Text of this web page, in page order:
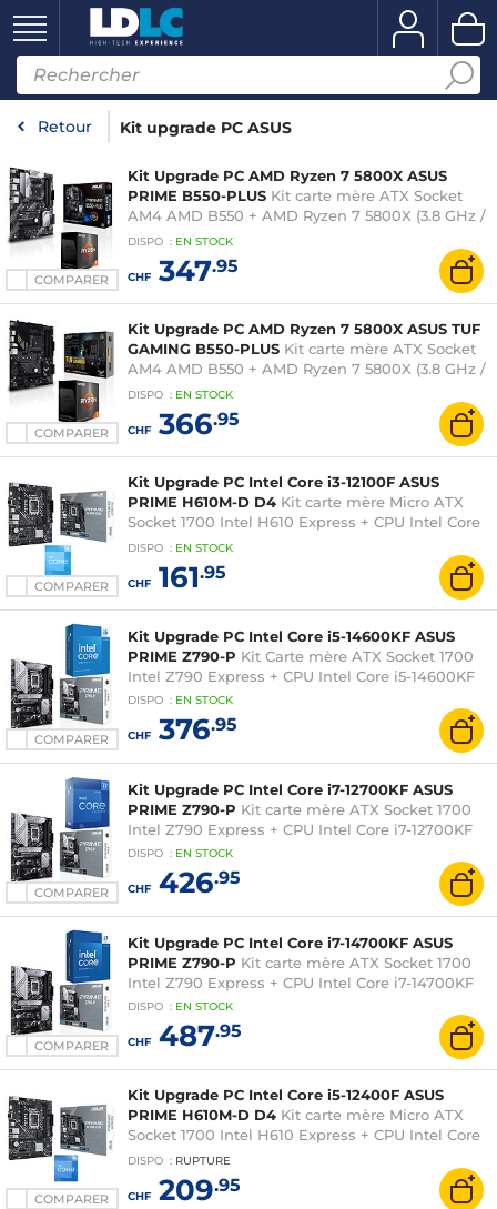
Retour Kit upgrade PC ASUS
COMPARER
Kit Upgrade PC AMD Ryzen 7 5800X ASUS
PRIME B550-PLUS Kit carte mère ATX Socket
AM4 AMD B550 + AMD Ryzen 7 5800X (3.8 GHz /
4.7 GHz)
DISPO : EN STOCK
CHF347.95
COMPARER
Kit Upgrade PC AMD Ryzen 7 5800X ASUS TUF
GAMING B550-PLUS Kit carte mère ATX Socket
AM4 AMD B550 + AMD Ryzen 7 5800X (3.8 GHz /
4.7 GHz)
DISPO : EN STOCK
CHF366.95
COMPARER
Kit Upgrade PC Intel Core i3-12100F ASUS
PRIME H610M-D D4 Kit carte mère Micro ATX
Socket 1700 Intel H610 Express + CPU Intel Core
i3-12100F (3.3 GHz / 4.3 GHz)
DISPO : EN STOCK
CHF161.95
COMPARER
Kit Upgrade PC Intel Core i5-14600KF ASUS
PRIME Z790-P Kit Carte mère ATX Socket 1700
Intel Z790 Express + CPU Intel Core i5-14600KF
DISPO : EN STOCK
CHF376.95
COMPARER
Kit Upgrade PC Intel Core i7-12700KF ASUS
PRIME Z790-P Kit carte mère ATX Socket 1700
Intel Z790 Express + CPU Intel Core i7-12700KF
DISPO : EN STOCK
CHF426.95
COMPARER
Kit Upgrade PC Intel Core i7-14700KF ASUS
PRIME Z790-P Kit carte mère ATX Socket 1700
Intel Z790 Express + CPU Intel Core i7-14700KF
DISPO : EN STOCK
CHF487.95
COMPARER
Kit Upgrade PC Intel Core i5-12400F ASUS
PRIME H610M-D D4 Kit carte mère Micro ATX
Socket 1700 Intel H610 Express + CPU Intel Core
i5-12400F (2.5 GHz / 4.4 GHz)
DISPO : RUPTURE
CHF209.95